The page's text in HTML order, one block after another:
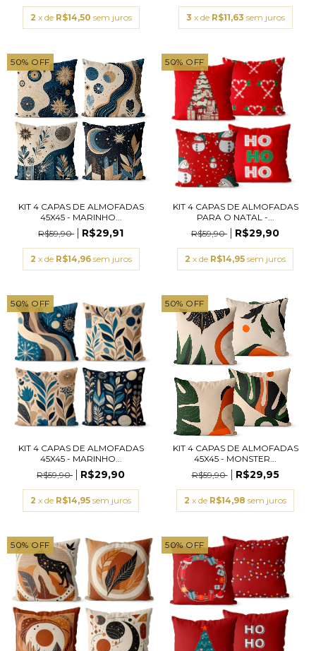
2 x de R$14,50 sem juros 3 x de R$11,63 sem juros
50% OFF
KIT 4 CAPAS DE ALMOFADAS
45X45 - MARINHO...
R$59,90
R$29,91
2 x de R$14,96 sem juros
50% OFF
KIT 4 CAPAS DE ALMOFADAS
PARA O NATAL -...
R$59,90
R$29,90
2 x de R$14,95 sem juros
50% OFF
KIT 4 CAPAS DE ALMOFADAS
45X45 - MARINHO...
R$59,90
R$29,90
2 x de R$14,95 sem juros
50% OFF
KIT 4 CAPAS DE ALMOFADAS
45X45 - MONSTER...
R$59,90
R$29,95
2 x de R$14,98 sem juros
50% OFF 50%OFF